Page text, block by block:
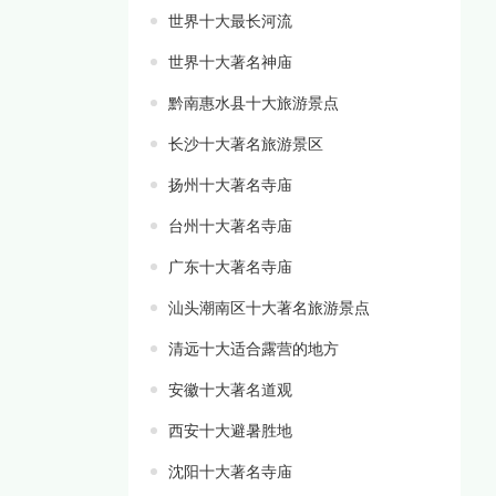
世界十大最长河流
世界十大著名神庙
黔南惠水县十大旅游景点
长沙十大著名旅游景区
扬州十大著名寺庙
台州十大著名寺庙
广东十大著名寺庙
汕头潮南区十大著名旅游景点
清远十大适合露营的地方
安徽十大著名道观
西安十大避暑胜地
沈阳十大著名寺庙